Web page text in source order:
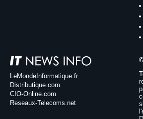
LeMondeInformatique.fr
Distributique.com
CIO-Online.com
Reseaux-Telecoms.net